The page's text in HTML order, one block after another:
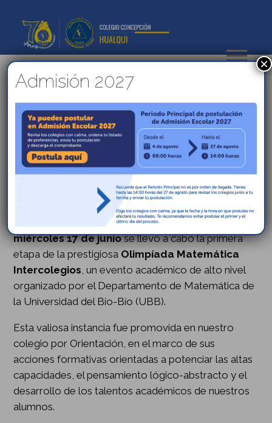
El futuro del razonamiento
lógico: Estudiantes de altas
capacidades brillan en la
primera etapa de la
Olimpiada Matemática de
Con gran entusiasmo e intelecto, el pasado
miércoles 17 de juniose llevó a cabo la primera
etapa de la prestigiosa Olimpíada Matemática
Intercolegios , un evento académico de alto nivel
organizado por el Departamento de Matemática de
la Universidad del Bío-Bío (UBB).
Esta valiosa instancia fue promovida en nuestro
colegio por Orientación, en el marco de sus
acciones formativas orientadas a potenciar las altas
capacidades, el pensamiento lógico-abstracto y el
desarrollo de los talentos académicos de nuestros
alumnos.
Admisión 2027
×